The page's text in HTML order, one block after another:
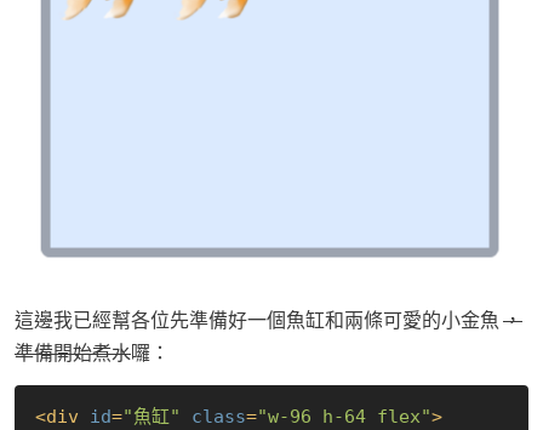
這邊我已經幫各位先準備好一個魚缸和兩條可愛的小金魚 ，
準備開始煮水囉：
<div id="魚缸" class="w-96 h-64 flex">